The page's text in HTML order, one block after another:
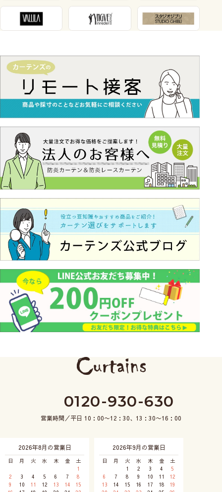
0120-930-630
営業時間／平日 10：00〜12：30、13：30〜16：00
2026年8月の営業日
日 月 火 水 木 金
土
1
2
3 4 5 6 7
8
9
10 11 12 13 14
15
2026年9月の営業日
日 月 火 水 木 金
土
1
2 3 4
5
6
7 8 9 10 11
12
13
14 15 16 17 18
19